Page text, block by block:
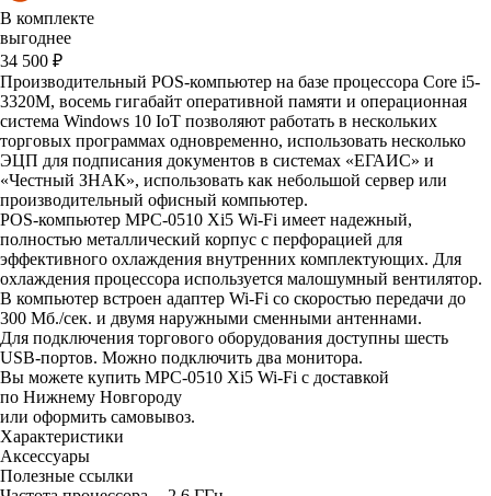
В комплекте
выгоднее
34 500 ₽
Производительный POS-компьютер на базе процессора Core i5-
3320M, восемь гигабайт оперативной памяти и операционная
система Windows 10 IoT позволяют работать в нескольких
торговых программах одновременно, использовать несколько
ЭЦП для подписания документов в системах «ЕГАИС» и
«Честный ЗНАК», использовать как небольшой сервер или
производительный офисный компьютер.
POS-компьютер MPC-0510 Xi5 Wi-Fi имеет надежный,
полностью металлический корпус с перфорацией для
эффективного охлаждения внутренних комплектующих. Для
охлаждения процессора используется малошумный вентилятор.
В компьютер встроен адаптер Wi-Fi со скоростью передачи до
300 Мб./сек. и двумя наружными сменными антеннами.
Для подключения торгового оборудования доступны шесть
USB-портов. Можно подключить два монитора.
Вы можете купить MPC-0510 Xi5 Wi-Fi с доставкой
по Нижнему Новгороду
или оформить самовывоз.
Характеристики
Аксессуары
Полезные ссылки